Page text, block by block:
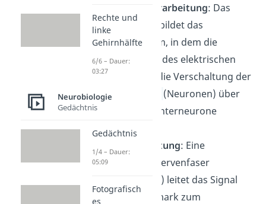
Erregungsverarbeitung: Das
Rückenmark bildet das
Reflexzentrum, in dem die
Verarbeitung des elektrischen
Signals, also die Verschaltung der
Nervenzellen (Neuronen) über
sogenannte Interneurone
stattfindet.
Erregungsleitung: Eine
motorische Nervenfaser
(Motoneuron) leitet das Signal
vom Rückenmark zum
Rechte und
linke
Gehirnhälfte
6/6 – Dauer:
03:27
Neurobiologie
Gedächtnis
Gedächtnis
1/4 – Dauer:
05:09
Fotografisch
es